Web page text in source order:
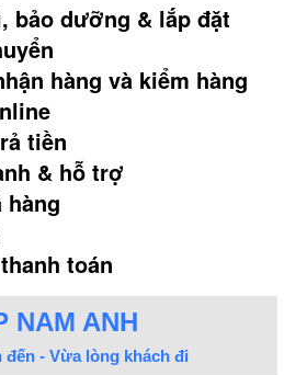
bảo dưỡng & lắp đặt
hàng và kiểm hàng
tiền
& hỗ trợ
hàng
toán
NAM ANH
đến - Vừa lòng khách đi